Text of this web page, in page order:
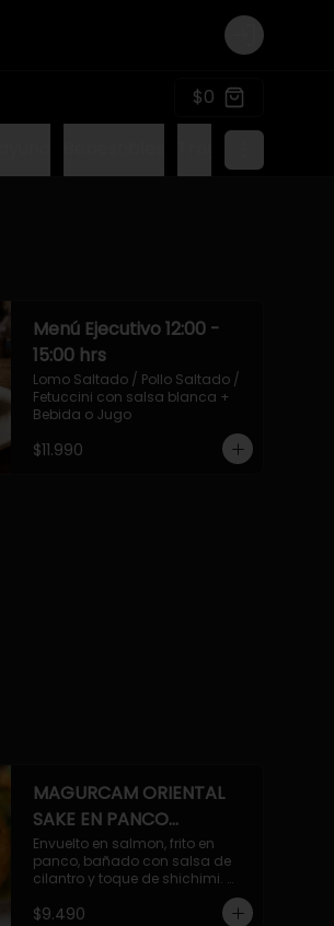
Login
$0
Menú Ejecutivo 12:00 -
15:00 hrs
Lomo Saltado / Pollo Saltado /
Fetuccini con salsa blanca +
Bebida o Jugo
$11.990
MAGURCAM ORIENTAL
SAKE EN PANCO
ACILANTRADO.
Envuelto en salmon, frito en
panco, bañado con salsa de
cilantro y toque de shichimi.
Atun, camaron, queso, cebollin.
$9.490